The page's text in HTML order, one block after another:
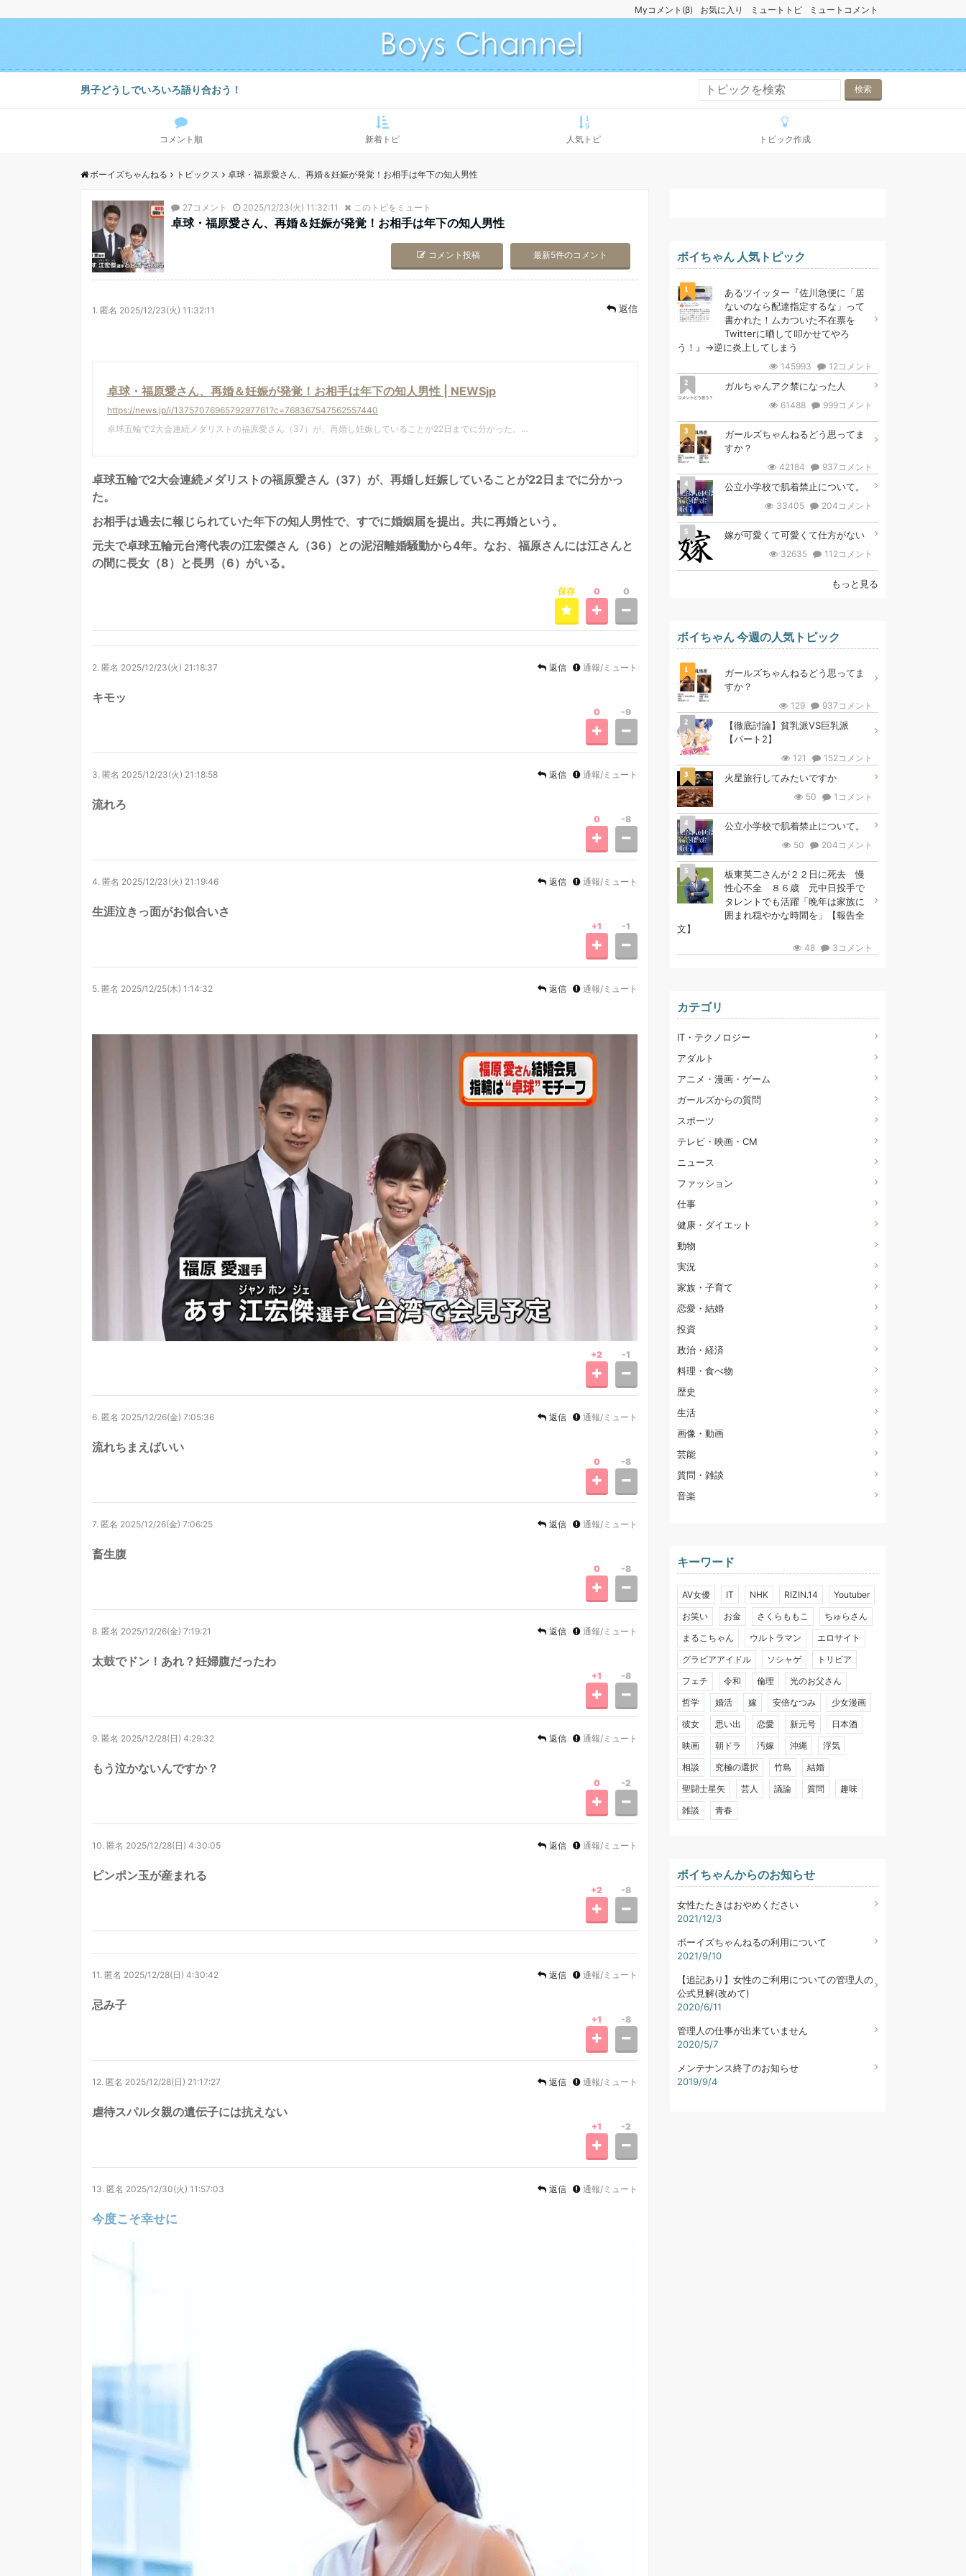
ミュートコメント
ミュートトピ
お気に入り
Myコメント(β)
男子どうしでいろいろ語り合おう！
コメント順 新着トピ 人気トピ トピック作成
ボーイズちゃんねる トピックス 卓球・福原愛さん、再婚＆妊娠が発覚！お相手は年下の知人男性
27コメント 2025/12/23(火) 11:32:11 このトピをミュート
卓球・福原愛さん、再婚＆妊娠が発覚！お相手は年下の知人男性
コメント投稿 最新5件のコメント
1. 匿名 2025/12/23(火) 11:32:11 返信
卓球・福原愛さん、再婚＆妊娠が発覚！お相手は年下の知人男性 | NEWSjp
https://news.jp/i/1375707696579297761?c=768367547562557440
卓球五輪で2大会連続メダリストの福原愛さん（37）が、再婚し妊娠していることが22日までに分かった。…
卓球五輪で2大会連続メダリストの福原愛さん（37）が、再婚し妊娠していることが22日までに分かっ
た。
お相手は過去に報じられていた年下の知人男性で、すでに婚姻届を提出。共に再婚という。
元夫で卓球五輪元台湾代表の江宏傑さん（36）との泥沼離婚騒動から4年。なお、福原さんには江さんと
の間に長女（8）と長男（6）がいる。
保存 0 0
2. 匿名 2025/12/23(火) 21:18:37 返信 通報/ミュート
キモッ
0 -9
3. 匿名 2025/12/23(火) 21:18:58 返信 通報/ミュート
流れろ
0 -8
4. 匿名 2025/12/23(火) 21:19:46 返信 通報/ミュート
生涯泣きっ面がお似合いさ
+1 -1
5. 匿名 2025/12/25(木) 1:14:32 返信 通報/ミュート
+2 -1
6. 匿名 2025/12/26(金) 7:05:36 返信 通報/ミュート
流れちまえばいい
0 -8
7. 匿名 2025/12/26(金) 7:06:25 返信 通報/ミュート
畜生腹
0 -8
8. 匿名 2025/12/26(金) 7:19:21 返信 通報/ミュート
太鼓でドン！あれ？妊婦腹だったわ
+1 -8
9. 匿名 2025/12/28(日) 4:29:32 返信 通報/ミュート
もう泣かないんですか？
0 -2
10. 匿名 2025/12/28(日) 4:30:05 返信 通報/ミュート
ピンポン玉が産まれる
+2 -8
11. 匿名 2025/12/28(日) 4:30:42 返信 通報/ミュート
忌み子
+1 -8
12. 匿名 2025/12/28(日) 21:17:27 返信 通報/ミュート
虐待スパルタ親の遺伝子には抗えない
+1 -2
13. 匿名 2025/12/30(火) 11:57:03 返信 通報/ミュート
今度こそ幸せに
ボイちゃん 人気トピック
1
あるツイッター『佐川急便に「居
ないのなら配達指定するな」って
書かれた！ムカついた不在票を
Twitterに晒して叩かせてやろ
う！』→逆に炎上してしまう
145993 12コメント
2 ガルちゃんアク禁になった人
61488 999コメント
3
ガールズちゃんねるどう思ってま
すか？
42184 937コメント
4 公立小学校で肌着禁止について。
33405 204コメント
5 嫁が可愛くて可愛くて仕方がない
32635 112コメント
もっと見る
ボイちゃん 今週の人気トピック
1
ガールズちゃんねるどう思ってま
すか？
129 937コメント
2
【徹底討論】貧乳派VS巨乳派
【パート2】
121 152コメント
3 火星旅行してみたいですか
50 1コメント
4 公立小学校で肌着禁止について。
50 204コメント
5
板東英二さんが２２日に死去 慢
性心不全 ８６歳 元中日投手で
タレントでも活躍「晩年は家族に
囲まれ穏やかな時間を」【報告全
文】
48 3コメント
カテゴリ
IT・テクノロジー
アダルト
アニメ・漫画・ゲーム
ガールズからの質問
スポーツ
テレビ・映画・CM
ニュース
ファッション
仕事
健康・ダイエット
動物
実況
家族・子育て
恋愛・結婚
投資
政治・経済
料理・食べ物
歴史
生活
画像・動画
芸能
質問・雑談
音楽
キーワード
AV女優 IT NHK RIZIN.14
Youtuber
お笑い
お金 さくらももこ
ちゅらさん
まるこちゃん
ウルトラマン
エロサイト
グラビアアイドル
ソシャゲ
トリビア
フェチ
令和 倫理
光のお父さん
哲学
婚活 嫁 安倍なつみ
少女漫画
彼女
思い出 恋愛 新元号
日本酒
映画
朝ドラ 汚嫁 沖縄
浮気
相談
究極の選択 竹島
結婚
聖闘士星矢
芸人 議論 質問
趣味
雑談
青春
ボイちゃんからのお知らせ
女性たたきはおやめください
2021/12/3
ボーイズちゃんねるの利用について
2021/9/10
【追記あり】女性のご利用についての管理人の
公式見解(改めて)
2020/6/11
管理人の仕事が出来ていません
2020/5/7
メンテナンス終了のお知らせ
2019/9/4